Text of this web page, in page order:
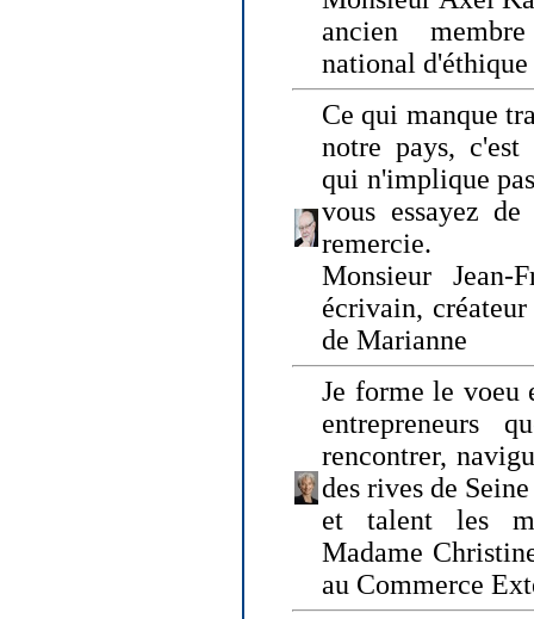
ancien
national d'éthique
Ce qui manque
notre pays,
qui n'implique
vous essayez
remercie.
Monsieur Jean-
écrivain,
de Marianne
Je forme le voeu
entrepreneurs
rencontrer,
des rives de
et talent les
Madame
au Commerce